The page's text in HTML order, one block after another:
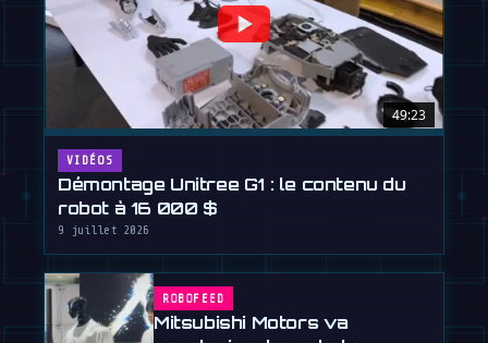
49:23
VIDÉOS
Démontage Unitree G1 : le contenu du
robot à 16 000 $
9 juillet 2026
ROBOFEED
Mitsubishi Motors va